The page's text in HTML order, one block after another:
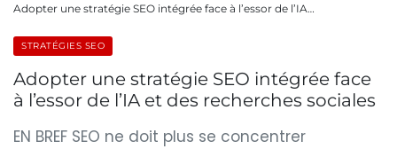
Adopter une stratégie SEO intégrée face à l’essor de l’IA…
STRATÉGIES SEO
Adopter une stratégie SEO intégrée face
à l’essor de l’IA et des recherches sociales
EN BREF SEO ne doit plus se concentrer